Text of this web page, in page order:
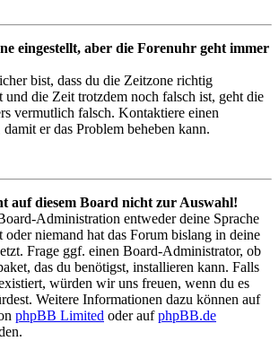
eingestellt, aber die Forenuhr geht immer
bist, dass du die Zeitzone richtig
und die Zeit trotzdem noch falsch ist, geht die
vermutlich falsch. Kontaktiere einen
er das Problem beheben kann.
auf diesem Board nicht zur Auswahl!
Administration entweder deine Sprache
oder niemand hat das Forum bislang in deine
Frage ggf. einen Board-Administrator, ob
das du benötigst, installieren kann. Falls
würden wir uns freuen, wenn du es
Weitere Informationen dazu können auf
phpBB Limited oder aufphpBB.de